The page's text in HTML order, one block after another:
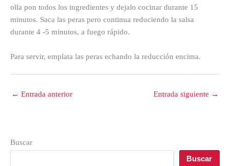
olla pon todos los ingredientes y dejalo cocinar durante 15
minutos. Saca las peras pero continua reduciendo la salsa
durante 4 -5 minutos, a fuego rápido.
Para servir, emplata las peras echando la reducción encima.
← Entrada anterior Entrada siguiente →
Buscar
Buscar